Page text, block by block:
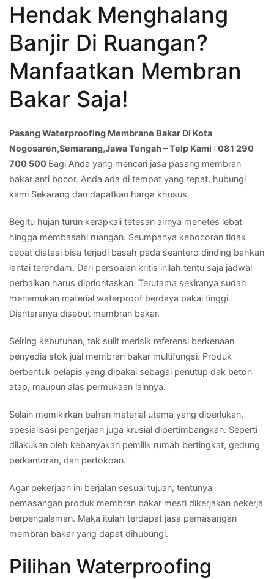
Membrane
Bakar
Di
Nogosaren,Semarang,Jawa
Kami
:
081
290
700
Hendak Menghalang
Banjir Di Ruangan?
Manfaatkan Membran
Bakar Saja!
Pasang Waterproofing Membrane Bakar Di Kota
Nogosaren,Semarang,Jawa Tengah – Telp Kami : 081 290
700 500 Bagi Anda yang mencari jasa pasang membran
bakar anti bocor. Anda ada di tempat yang tepat, hubungi
kami Sekarang dan dapatkan harga khusus.
Begitu hujan turun kerapkali tetesan airnya menetes lebat
hingga membasahi ruangan. Seumpanya kebocoran tidak
cepat diatasi bisa terjadi basah pada seantero dinding bahkan
lantai terendam. Dari persoalan kritis inilah tentu saja jadwal
perbaikan harus diprioritaskan. Terutama sekiranya sudah
menemukan material waterproof berdaya pakai tinggi.
Diantaranya disebut membran bakar.
Seiring kebutuhan, tak sulit merisik referensi berkenaan
penyedia stok jual membran bakar multifungsi. Produk
berbentuk pelapis yang dipakai sebagai penutup dak beton
atap, maupun alas permukaan lainnya.
Selain memikirkan bahan material utama yang diperlukan,
spesialisasi pengerjaan juga krusial dipertimbangkan. Seperti
dilakukan oleh kebanyakan pemilik rumah bertingkat, gedung
perkantoran, dan pertokoan.
Agar pekerjaan ini berjalan sesuai tujuan, tentunya
pemasangan produk membran bakar mesti dikerjakan pekerja
berpengalaman. Maka itulah terdapat jasa pemasangan
membran bakar yang dapat dihubungi.
Pilihan Waterproofing